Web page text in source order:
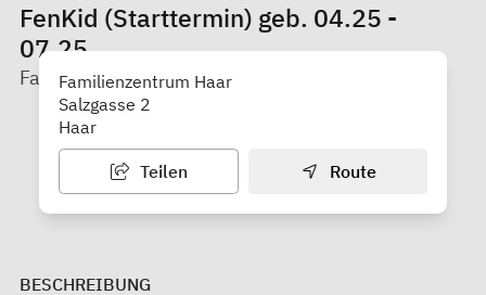
FenKid (Starttermin) geb. 04.25 -
07.25
Familienzentrum der NBH Haar e.V.
Familienzentrum Haar
Salzgasse 2
Haar
Teilen Route
BESCHREIBUNG